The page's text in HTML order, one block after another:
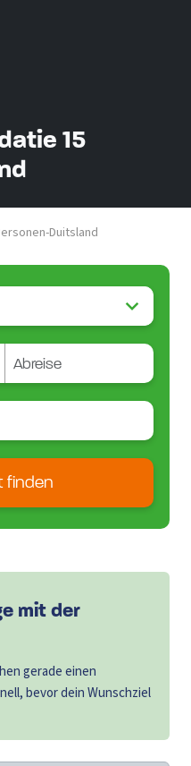
15
Duitsland
finden
mit der
gerade einen
bevor dein Wunschziel